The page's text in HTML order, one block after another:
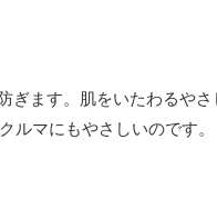
ぎます。肌をいたわるや
ルマにもやさしいのです。